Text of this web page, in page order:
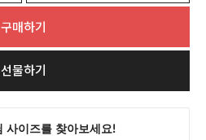
구매하기
선물하기